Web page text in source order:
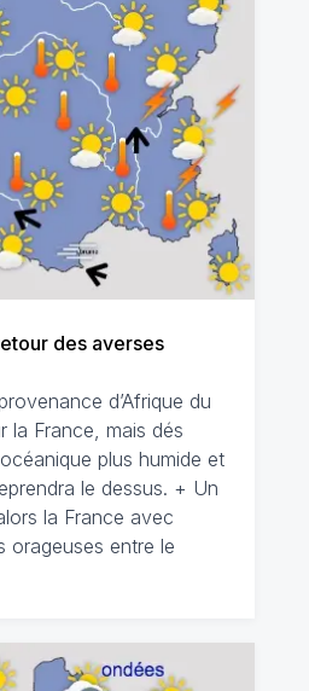
des averses
d’Afrique du
la France, mais dés
plus humide et
le dessus. + Un
la France avec
orageuses entre le